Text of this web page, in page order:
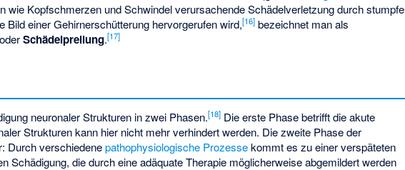
wie Kopfschmerzen und Schwindel verursachende Schädelverletzung durch stumpfe
Bild einer Gehirnerschütterung hervorgerufen wird,[16] bezeichnet man als
Schädelprellung.[17]
neuronaler Strukturen in zwei Phasen.[18] Die erste Phase betrifft die akute
Strukturen kann hier nicht mehr verhindert werden. Die zweite Phase der
Durch verschiedenepathophysiologische Prozessekommt es zu einer verspäteten
Schädigung, die durch eine adäquate Therapie möglicherweise abgemildert werden